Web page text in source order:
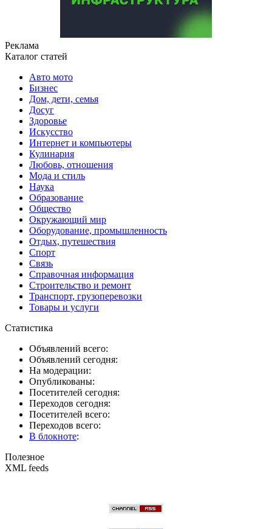
Реклама
Каталог статей
Авто мото
Бизнес
Дом, дети, семья
Досуг
Здоровье
Искусство
Интернет и компьютеры
Кулинария
Любовь, отношения
Мода и стиль
Наука
Образование
Общество
Окружающий мир
Оборудование, промышленность
Отдых, путешествия
Спорт
Связь
Справочная информация
Строительство и ремонт
Транспорт, грузоперевозки
Товары и услуги
Статистика
Объявлений всего:
Объявлений сегодня:
На модерации:
Опубликованы:
Посетителей сегодня:
Переходов сегодня:
Посетителей всего:
Переходов всего:
В блокноте:
Полезное
XML feeds